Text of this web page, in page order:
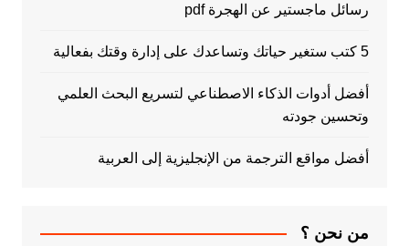
رسائل ماجستير عن الهجرة pdf
5 كتب ستغير حياتك وتساعدك على إدارة وقتك بفعالية
أفضل أدوات الذكاء الاصطناعي لتسريع البحث العلمي
وتحسين جودته
أفضل مواقع الترجمة من الإنجليزية إلى العربية
من نحن ؟